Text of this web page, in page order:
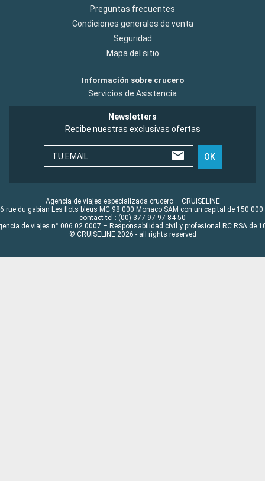
Preguntas frecuentes
Condiciones generales de venta
Seguridad
Mapa del sitio
Información sobre crucero
Servicios de Asistencia
Newsletters
Recibe nuestras exclusivas ofertas
TU EMAIL OK
Agencia de viajes especializada crucero – CRUISELINE
rue du gabian Les flots bleus MC 98 000 Monaco SAM con un capital de 150 000
contact tel : (00) 377 97 97 84 50
de viajes n° 006 02 0007 – Responsabilidad civil y profesional RC RSA de
© CRUISELINE 2026 - all rights reserved